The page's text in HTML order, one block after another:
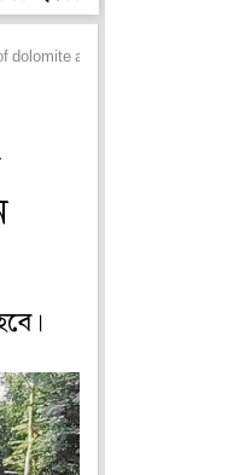
after flash flood there